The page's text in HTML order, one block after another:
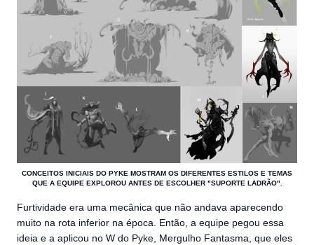
CONCEITOS INICIAIS DO PYKE MOSTRAM OS DIFERENTES ESTILOS E TEMAS
QUE A EQUIPE EXPLOROU ANTES DE ESCOLHER "SUPORTE LADRÃO".
Furtividade era uma mecânica que não andava aparecendo
muito na rota inferior na época. Então, a equipe pegou essa
ideia e a aplicou no W do Pyke, Mergulho Fantasma, que eles